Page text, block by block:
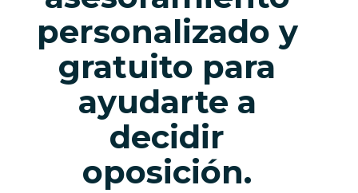
personalizado y
gratuito para
ayudarte a
decidir
oposición.